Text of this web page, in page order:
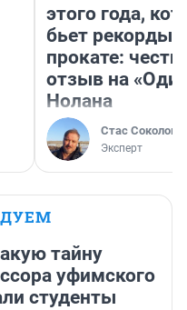
этого года,
бьет рекорды в
прокате:
отзыв на
Нолана
Стас Соколов
Эксперт
тайну
уфимского
студенты